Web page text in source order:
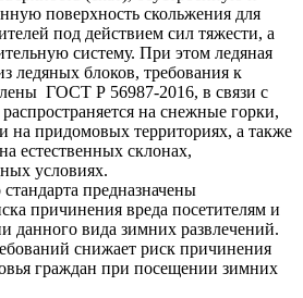
поверхность скольжения для
под действием сил тяжести, а
систему. При этом ледяная
ледяных блоков, требования к
ГОСТ Р 56987-2016, в связи с
на снежные горки,
на придомовых территориях, а также
естественных склонах,
условиях.
предназначены
причинения вреда посетителям и
данного вида зимних развлечений.
снижает риск причинения
граждан при посещении зимних